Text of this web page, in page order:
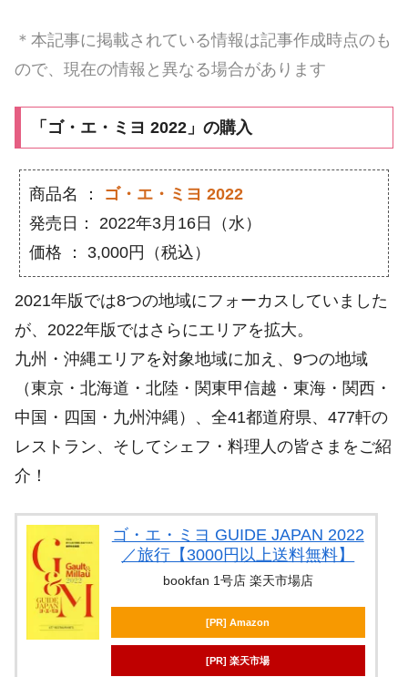
＊本記事に掲載されている情報は記事作成時点のも
ので、現在の情報と異なる場合があります
「ゴ・エ・ミヨ 2022」の購入
商品名 ： ゴ・エ・ミヨ 2022
発売日： 2022年3月16日（水）
価格 ： 3,000円（税込）
2021年版では8つの地域にフォーカスしていました
が、2022年版ではさらにエリアを拡大。
九州・沖縄エリアを対象地域に加え、9つの地域
（東京・北海道・北陸・関東甲信越・東海・関西・
中国・四国・九州沖縄）、全41都道府県、477軒の
レストラン、そしてシェフ・料理人の皆さまをご紹
介！
ゴ・エ・ミヨ GUIDE JAPAN 2022
／旅行【3000円以上送料無料】
bookfan 1号店 楽天市場店
[PR] Amazon
[PR] 楽天市場